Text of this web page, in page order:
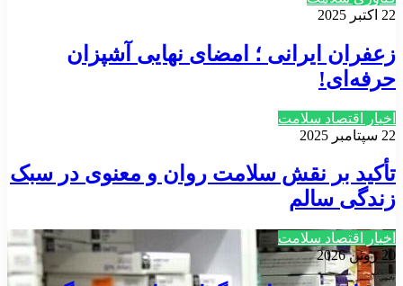
22 اکتبر 2025
زعفران ایرانی‌ ؛ امضای نهایی آشپزان
حرفه‌ای!
اخبار اقتصاد سلامت
22 سپتامبر 2025
تأکید بر نقش سلامت روان و معنوی در سبک
زندگی سالم
اخبار اقتصاد سلامت
20 ژوئن 2026